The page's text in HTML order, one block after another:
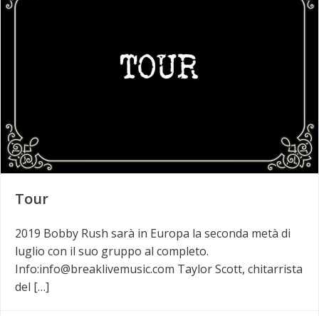
Tour
2019 Bobby Rush sarà in Europa la seconda metà di
luglio con il suo gruppo al completo.
Info:info@breaklivemusic.com Taylor Scott, chitarrista
del […]